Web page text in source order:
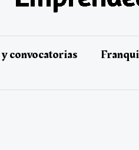
convocatorias